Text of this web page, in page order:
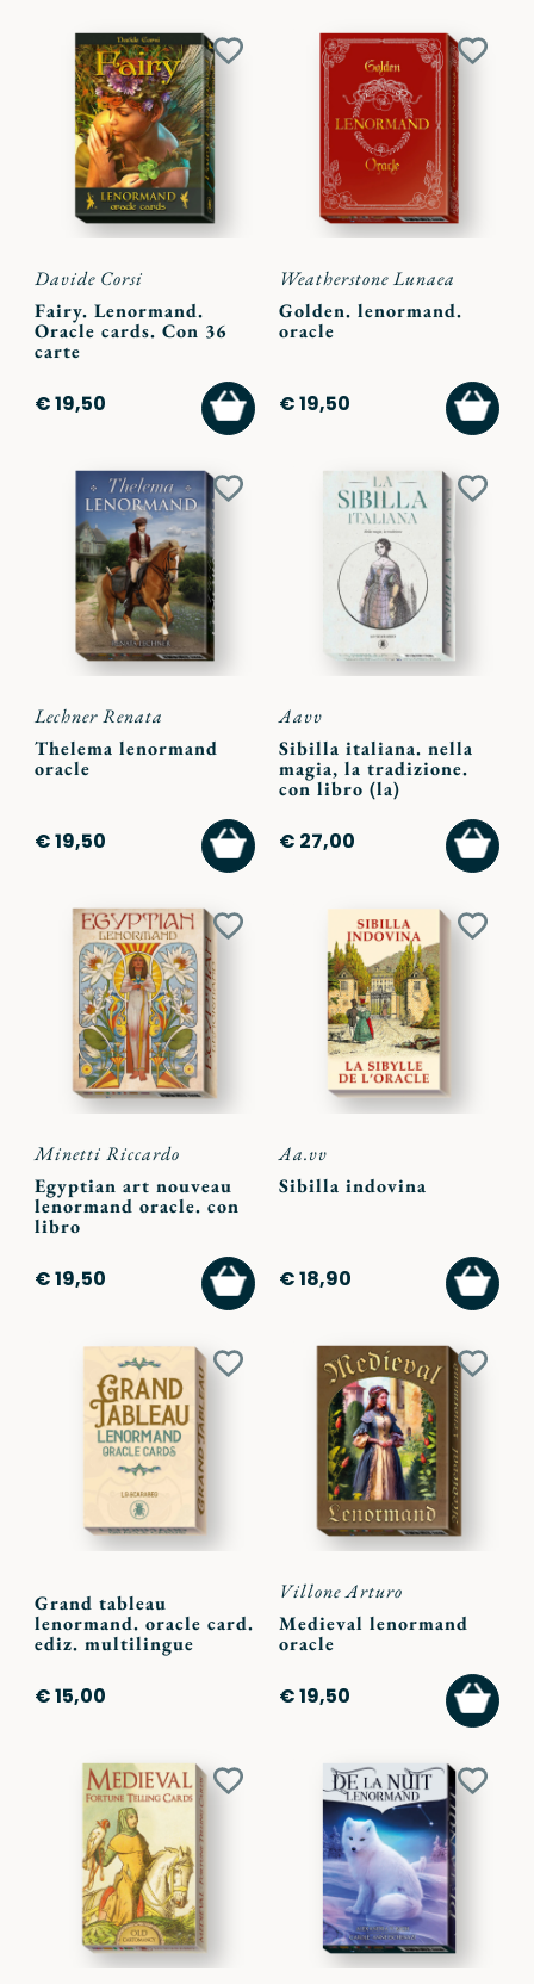
Aggiungi
Davide Corsi
Fairy. Lenormand.
Oracle cards. Con 36
carte
€ 19,50
AGGIUNGI
AL
CARRELLO
Weatherstone Lunaea
Golden. lenormand.
oracle
€ 19,50
AL
Aggiungi
Lechner Renata
Thelema lenormand
oracle
€ 19,50
AGGIUNGI
AL
CARRELLO
Aavv
Sibilla italiana. nella
magia, la tradizione.
con libro (la)
€ 27,00
AL
Aggiungi
Minetti Riccardo
Egyptian art nouveau
lenormand oracle. con
libro
€ 19,50
AGGIUNGI
AL
CARRELLO
Aa.vv
Sibilla indovina
€ 18,90
AL
Aggiungi
Grand tableau
lenormand. oracle card.
ediz. multilingue
€ 15,00
Villone Arturo
Medieval lenormand
oracle
€ 19,50
AL
Aggiungi